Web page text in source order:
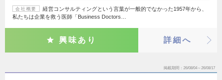
会社概要
経営コンサルティングという言葉が一般的でなかった1957年から、
私たちは企業を救う医師「Business Doctors…
興味あり 詳細へ
掲載期間 26/08/04～26/08/17